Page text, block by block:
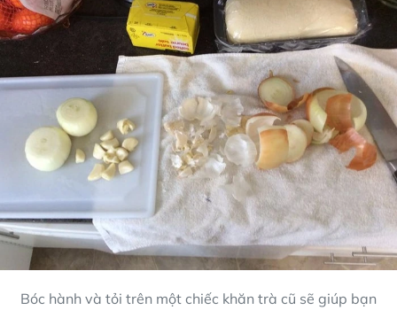
Bóc hành và tỏi trên một chiếc khăn trà cũ sẽ giúp bạn